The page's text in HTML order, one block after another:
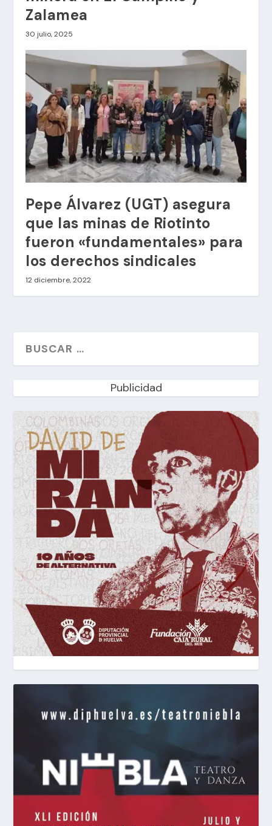
Zalamea
30 julio, 2025
Pepe Álvarez (UGT) asegura
que las minas de Riotinto
fueron «fundamentales» para
los derechos sindicales
12 diciembre, 2022
Publicidad